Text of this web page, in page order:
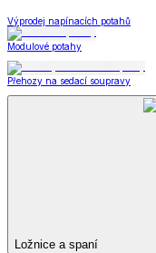
Výprodej napínacích potahů
Modulové potahy
Přehozy na sedací soupravy
Ložnice a spaní